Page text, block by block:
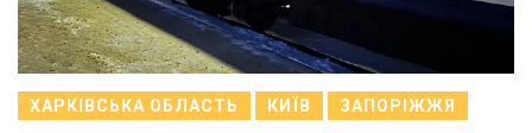
ХАРКІВСЬКА ОБЛАСТЬ КИЇВ ЗАПОРІЖЖЯ